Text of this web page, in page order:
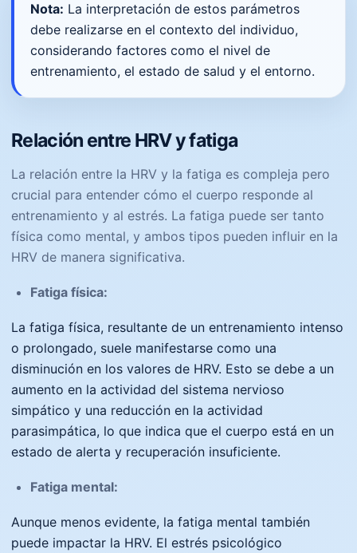
Nota: La interpretación de estos parámetros
debe realizarse en el contexto del individuo,
considerando factores como el nivel de
entrenamiento, el estado de salud y el entorno.
Relación entre HRV y fatiga
La relación entre la HRV y la fatiga es compleja pero
crucial para entender cómo el cuerpo responde al
entrenamiento y al estrés. La fatiga puede ser tanto
física como mental, y ambos tipos pueden influir en la
HRV de manera significativa.
Fatiga física:
La fatiga física, resultante de un entrenamiento intenso
o prolongado, suele manifestarse como una
disminución en los valores de HRV. Esto se debe a un
aumento en la actividad del sistema nervioso
simpático y una reducción en la actividad
parasimpática, lo que indica que el cuerpo está en un
estado de alerta y recuperación insuficiente.
Fatiga mental:
Aunque menos evidente, la fatiga mental también
puede impactar la HRV. El estrés psicológico